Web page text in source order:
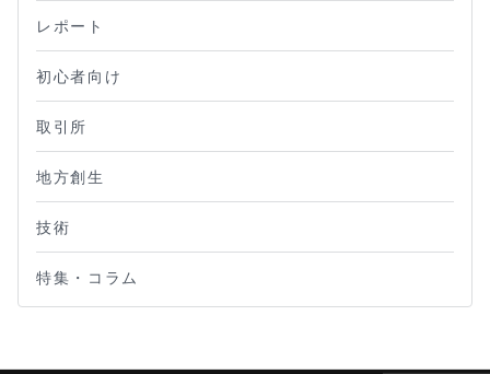
レポート
初心者向け
取引所
地方創生
技術
特集・コラム